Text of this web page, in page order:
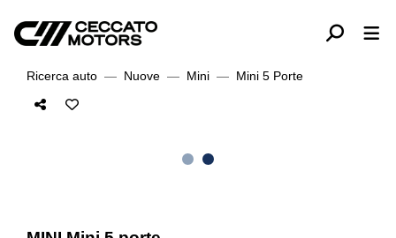
Ricerca auto Nuove Mini Mini 5 Porte